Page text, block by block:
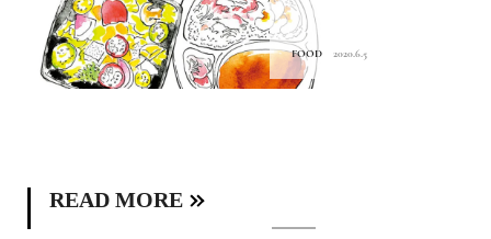
FOOD 2020.6.5
READ MORE